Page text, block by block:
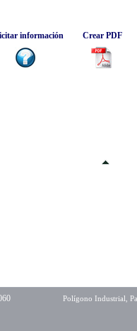
información Crear PDF
Polígono Industrial,